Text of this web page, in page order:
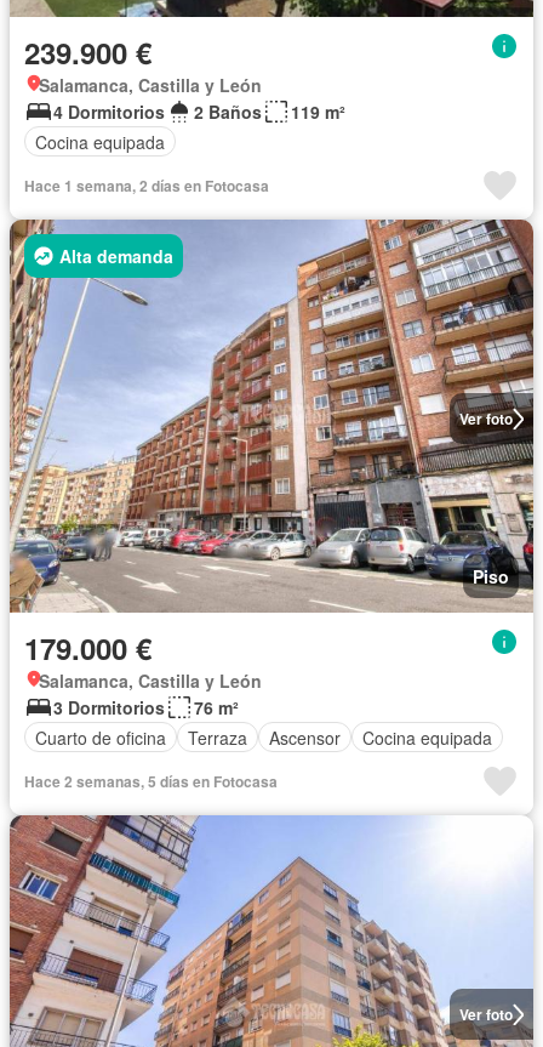
239.900 €
Salamanca, Castilla y León
4 Dormitorios
2 Baños
119 m²
Cocina equipada
Hace 1 semana, 2 días en Fotocasa
Ver foto
Alta demanda
Piso
179.000 €
Salamanca, Castilla y León
3 Dormitorios
76 m²
Cuarto de oficina
Terraza Ascensor Cocina equipada
Hace 2 semanas, 5 días en Fotocasa
Ver foto